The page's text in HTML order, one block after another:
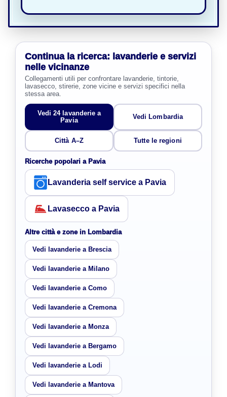
Continua la ricerca: lavanderie e servizi
nelle vicinanze
Collegamenti utili per confrontare lavanderie, tintorie,
lavasecco, stirerie, zone vicine e servizi specifici nella
stessa area.
Vedi 24 lavanderie a
Pavia
Vedi Lombardia
Città A–Z Tutte le regioni
Ricerche popolari a Pavia
Lavanderia self service a Pavia
Lavasecco a Pavia
Altre città e zone in Lombardia
Vedi lavanderie a Brescia
Vedi lavanderie a Milano
Vedi lavanderie a Como
Vedi lavanderie a Cremona
Vedi lavanderie a Monza
Vedi lavanderie a Bergamo
Vedi lavanderie a Lodi
Vedi lavanderie a Mantova